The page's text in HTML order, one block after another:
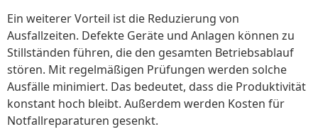
Ein weiterer Vorteil ist die Reduzierung von
Ausfallzeiten. Defekte Geräte und Anlagen können zu
Stillständen führen, die den gesamten Betriebsablauf
stören. Mit regelmäßigen Prüfungen werden solche
Ausfälle minimiert. Das bedeutet, dass die Produktivität
konstant hoch bleibt. Außerdem werden Kosten für
Notfallreparaturen gesenkt.